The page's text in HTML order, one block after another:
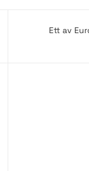
Ett av